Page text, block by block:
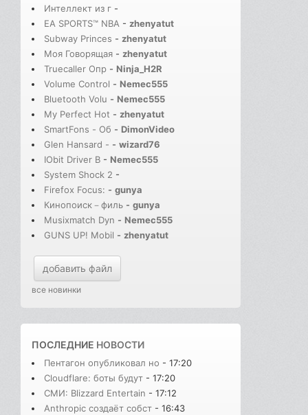
Интеллект из г -
EA SPORTS™ NBA - zhenyatut
Subway Princes - zhenyatut
Моя Говорящая - zhenyatut
Truecaller Опр - Ninja_H2R
Volume Control - Nemec555
Bluetooth Volu - Nemec555
My Perfect Hot - zhenyatut
SmartFons - Об - DimonVideo
Glen Hansard - - wizard76
IObit Driver B - Nemec555
System Shock 2 -
Firefox Focus: - gunya
Кинопоиск－филь - gunya
Musixmatch Dyn - Nemec555
GUNS UP! Mobil - zhenyatut
добавить файл
все новинки
ПОСЛЕДНИЕ НОВОСТИ
Пентагон опубликовал но - 17:20
Cloudflare: боты будут - 17:20
СМИ: Blizzard Entertain - 17:12
Anthropic создаёт собст - 16:43